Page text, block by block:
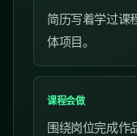
简历写着学过课
体项目。
课程会做
围绕岗位完成作